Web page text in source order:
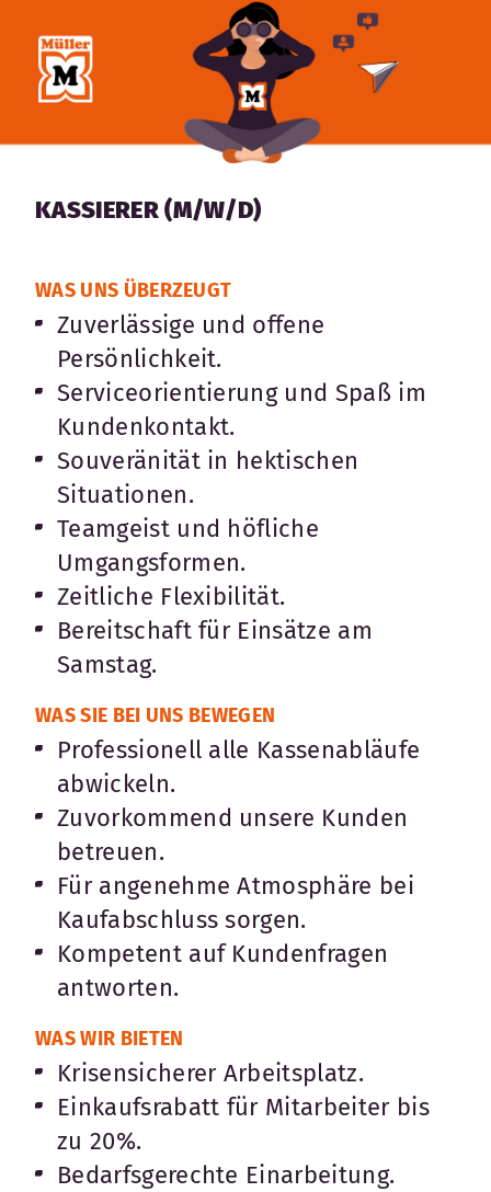
KASSIERER (M/W/D)
WAS UNS ÜBERZEUGT
Zuverlässige und offene
Persönlichkeit.
Serviceorientierung und Spaß im
Kundenkontakt.
Souveränität in hektischen
Situationen.
Teamgeist und höfliche
Umgangsformen.
Zeitliche Flexibilität.
Bereitschaft für Einsätze am
Samstag.
WAS SIE BEI UNS BEWEGEN
Professionell alle Kassenabläufe
abwickeln.
Zuvorkommend unsere Kunden
betreuen.
Für angenehme Atmosphäre bei
Kaufabschluss sorgen.
Kompetent auf Kundenfragen
antworten.
WAS WIR BIETEN
Krisensicherer Arbeitsplatz.
Einkaufsrabatt für Mitarbeiter bis
zu 20%.
Bedarfsgerechte Einarbeitung.